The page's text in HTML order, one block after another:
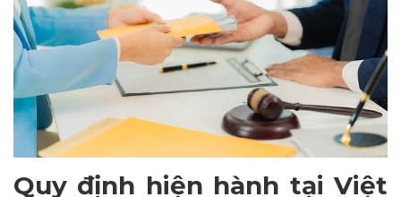
Quy định hiện hành tại Việt